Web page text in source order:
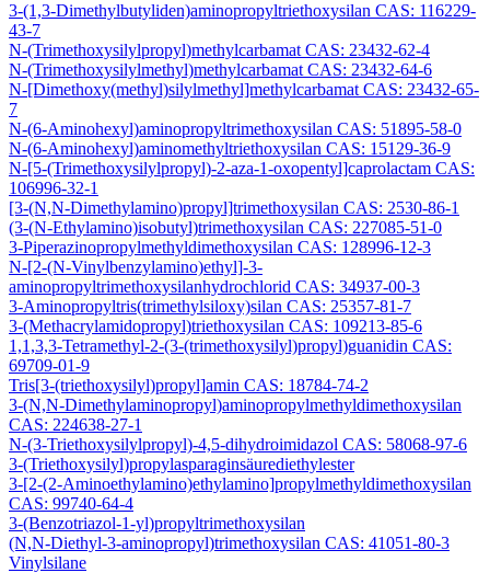
3-(1,3-Dimethylbutyliden)aminopropyltriethoxysilan CAS: 116229-
43-7
N-(Trimethoxysilylpropyl)methylcarbamat CAS: 23432-62-4
N-(Trimethoxysilylmethyl)methylcarbamat CAS: 23432-64-6
N-[Dimethoxy(methyl)silylmethyl]methylcarbamat CAS: 23432-65-
7
N-(6-Aminohexyl)aminopropyltrimethoxysilan CAS: 51895-58-0
N-(6-Aminohexyl)aminomethyltriethoxysilan CAS: 15129-36-9
N-[5-(Trimethoxysilylpropyl)-2-aza-1-oxopentyl]caprolactam CAS:
106996-32-1
[3-(N,N-Dimethylamino)propyl]trimethoxysilan CAS: 2530-86-1
(3-(N-Ethylamino)isobutyl)trimethoxysilan CAS: 227085-51-0
3-Piperazinopropylmethyldimethoxysilan CAS: 128996-12-3
N-[2-(N-Vinylbenzylamino)ethyl]-3-
aminopropyltrimethoxysilanhydrochlorid CAS: 34937-00-3
3-Aminopropyltris(trimethylsiloxy)silan CAS: 25357-81-7
3-(Methacrylamidopropyl)triethoxysilan CAS: 109213-85-6
1,1,3,3-Tetramethyl-2-(3-(trimethoxysilyl)propyl)guanidin CAS:
69709-01-9
Tris[3-(triethoxysilyl)propyl]amin CAS: 18784-74-2
3-(N,N-Dimethylaminopropyl)aminopropylmethyldimethoxysilan
CAS: 224638-27-1
N-(3-Triethoxysilylpropyl)-4,5-dihydroimidazol CAS: 58068-97-6
3-(Triethoxysilyl)propylasparaginsäurediethylester
3-[2-(2-Aminoethylamino)ethylamino]propylmethyldimethoxysilan
CAS: 99740-64-4
3-(Benzotriazol-1-yl)propyltrimethoxysilan
(N,N-Diethyl-3-aminopropyl)trimethoxysilan CAS: 41051-80-3
Vinylsilane